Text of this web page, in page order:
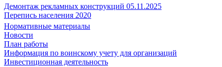
Демонтаж рекламных конструкций 05.11.2025
Перепись населения 2020
Нормативные материалы
Новости
План работы
Информация по воинскому учету для организаций
Инвестиционная деятельность